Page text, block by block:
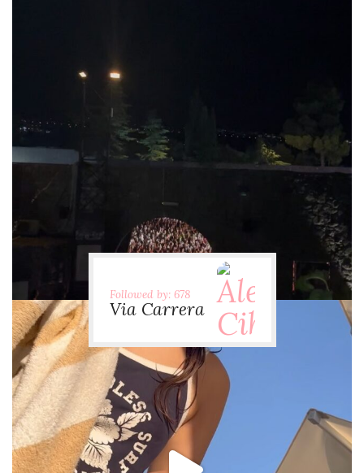
Followed by: 678
Via Carrera
via.carrera